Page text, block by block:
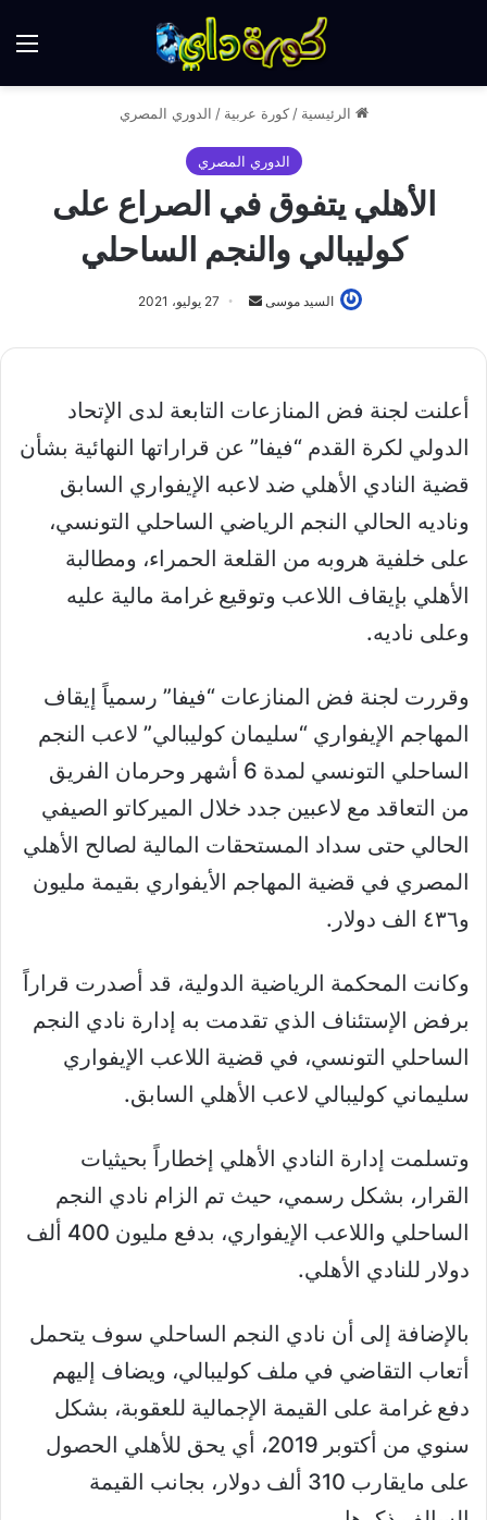
الرئيسية / كورة عربية / الدوري المصري
الدوري المصري
الأهلي يتفوق في الصراع على
كوليبالي والنجم الساحلي
السيد موسى
أرسل
إلكترونيا
27 يوليو، 2021
أعلنت لجنة فض المنازعات التابعة لدى الإتحاد
الدولي لكرة القدم “فيفا” عن قراراتها النهائية بشأن
قضية النادي الأهلي ضد لاعبه الإيفواري السابق
وناديه الحالي النجم الرياضي الساحلي التونسي،
على خلفية هروبه من القلعة الحمراء، ومطالبة
الأهلي بإيقاف اللاعب وتوقيع غرامة مالية عليه
وعلى ناديه.
وقررت لجنة فض المنازعات “فيفا” رسمياً إيقاف
المهاجم الإيفواري “سليمان كوليبالي” لاعب النجم
الساحلي التونسي لمدة 6 أشهر وحرمان الفريق
من التعاقد مع لاعبين جدد خلال الميركاتو الصيفي
الحالي حتى سداد المستحقات المالية لصالح الأهلي
المصري في قضية المهاجم الأيفواري بقيمة مليون
و٤٣٦ الف دولار.
وكانت المحكمة الرياضية الدولية، قد أصدرت قراراً
برفض الإستئناف الذي تقدمت به إدارة نادي النجم
الساحلي التونسي، في قضية اللاعب الإيفواري
سليماني كوليبالي لاعب الأهلي السابق.
وتسلمت إدارة النادي الأهلي إخطاراً بحيثيات
القرار، بشكل رسمي، حيث تم الزام نادي النجم
الساحلي واللاعب الإيفواري، بدفع مليون 400 ألف
دولار للنادي الأهلي.
بالإضافة إلى أن نادي النجم الساحلي سوف يتحمل
أتعاب التقاضي في ملف كوليبالي، ويضاف إليهم
دفع غرامة على القيمة الإجمالية للعقوبة، بشكل
سنوي من أكتوبر 2019، أي يحق للأهلي الحصول
على مايقارب 310 ألف دولار، بجانب القيمة